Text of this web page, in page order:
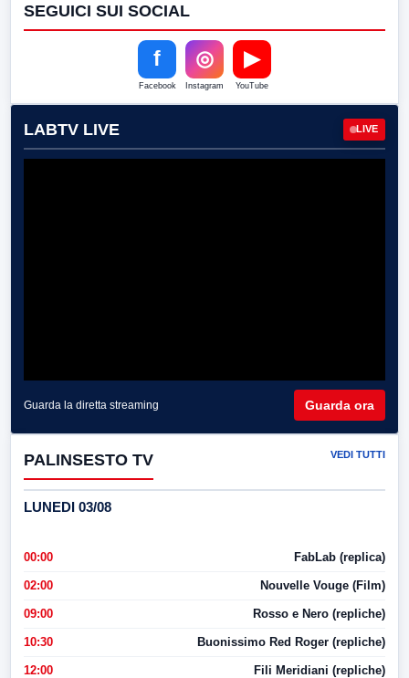
SEGUICI SUI SOCIAL
f
Facebook
◎
Instagram
▶
YouTube
LABTV LIVE LIVE
Guarda la diretta streaming Guarda ora
PALINSESTO TV VEDI TUTTI
LUNEDI 03/08
00:00 FabLab (replica)
02:00 Nouvelle Vouge (Film)
09:00 Rosso e Nero (repliche)
10:30 Buonissimo Red Roger (repliche)
12:00 Fili Meridiani (repliche)